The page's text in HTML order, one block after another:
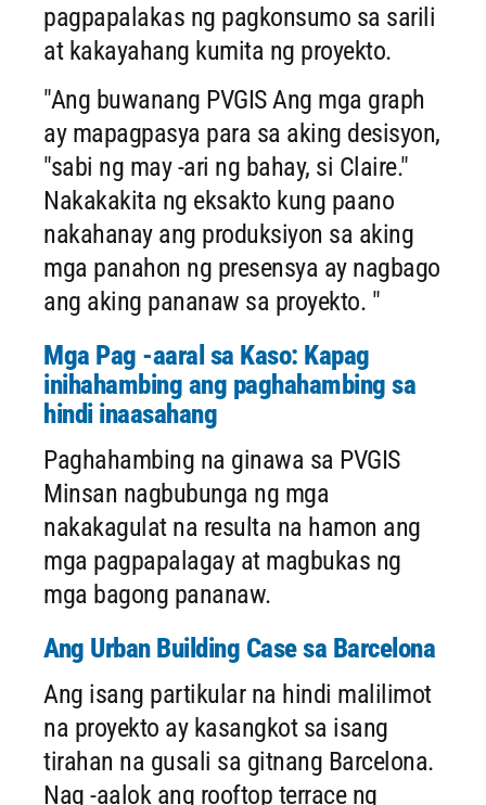
pagpapalakas ng pagkonsumo sa sarili
at kakayahang kumita ng proyekto.
"Ang buwanang PVGIS Ang mga graph
ay mapagpasya para sa aking desisyon,
"sabi ng may -ari ng bahay, si Claire."
Nakakakita ng eksakto kung paano
nakahanay ang produksiyon sa aking
mga panahon ng presensya ay nagbago
ang aking pananaw sa proyekto. "
Mga Pag -aaral sa Kaso: Kapag
inihahambing ang paghahambing sa
hindi inaasahang
Paghahambing na ginawa sa PVGIS
Minsan nagbubunga ng mga
nakakagulat na resulta na hamon ang
mga pagpapalagay at magbukas ng
mga bagong pananaw.
Ang Urban Building Case sa Barcelona
Ang isang partikular na hindi malilimot
na proyekto ay kasangkot sa isang
tirahan na gusali sa gitnang Barcelona.
Nag -aalok ang rooftop terrace ng